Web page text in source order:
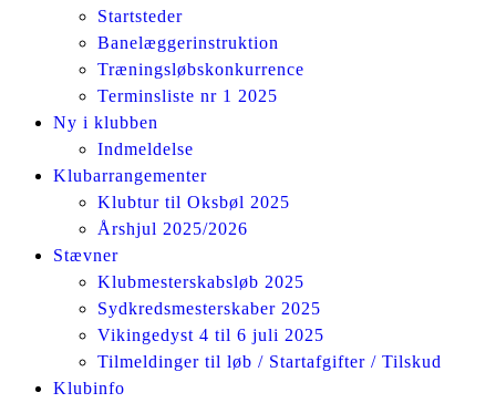
Startsteder
Banelæggerinstruktion
Træningsløbskonkurrence
Terminsliste nr 1 2025
Ny i klubben
Indmeldelse
Klubarrangementer
Klubtur til Oksbøl 2025
Årshjul 2025/2026
Stævner
Klubmesterskabsløb 2025
Sydkredsmesterskaber 2025
Vikingedyst 4 til 6 juli 2025
Tilmeldinger til løb / Startafgifter / Tilskud
Klubinfo